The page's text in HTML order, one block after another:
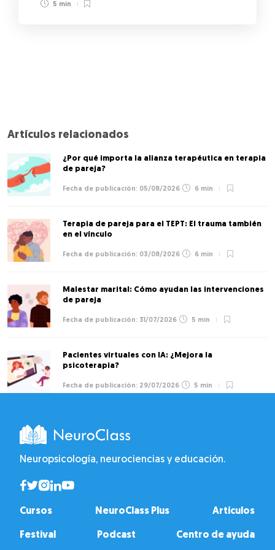
5 min
Artículos relacionados
¿Por qué importa la alianza terapéutica en terapia
de pareja?
05/08/2026 6 min
Terapia de pareja para el TEPT: El trauma también
en el vínculo
03/08/2026 6 min
Malestar marital: Cómo ayudan las intervenciones
de pareja
31/07/2026 5 min
Pacientes virtuales con IA: ¿Mejora la
psicoterapia?
29/07/2026 5 min
Neuropsicología, neurociencias y educación.
Cursos NeuroClass Plus Artículos
Festival Podcast Centro de ayuda